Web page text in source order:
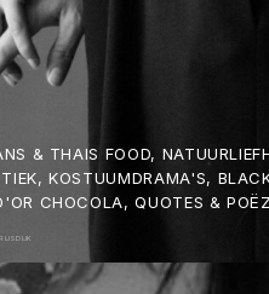
& THAIS FOOD,
KOSTUUMDRAMA'S,
CHOCOLA, QUOTES &